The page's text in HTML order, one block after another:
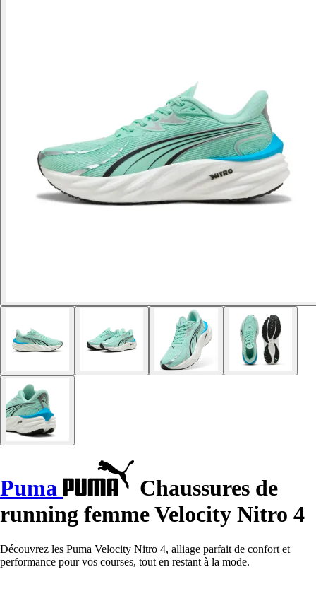
Puma
Chaussures de
running femme Velocity Nitro 4
Découvrez les Puma Velocity Nitro 4, alliage parfait de confort et
performance pour vos courses, tout en restant à la mode.